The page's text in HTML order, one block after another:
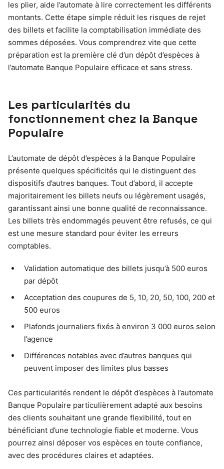
les plier, aide l’automate à lire correctement les différents
montants. Cette étape simple réduit les risques de rejet
des billets et facilite la comptabilisation immédiate des
sommes déposées. Vous comprendrez vite que cette
préparation est la première clé d’un dépôt d’espèces à
l’automate Banque Populaire efficace et sans stress.
Les particularités du
fonctionnement chez la Banque
Populaire
L’automate de dépôt d’espèces à la Banque Populaire
présente quelques spécificités qui le distinguent des
dispositifs d’autres banques. Tout d’abord, il accepte
majoritairement les billets neufs ou légèrement usagés,
garantissant ainsi une bonne qualité de reconnaissance.
Les billets très endommagés peuvent être refusés, ce qui
est une mesure standard pour éviter les erreurs
comptables.
Validation automatique des billets jusqu’à 500 euros
par dépôt
Acceptation des coupures de 5, 10, 20, 50, 100, 200 et
500 euros
Plafonds journaliers fixés à environ 3 000 euros selon
l’agence
Différences notables avec d’autres banques qui
peuvent imposer des limites plus basses
Ces particularités rendent le dépôt d’espèces à l’automate
Banque Populaire particulièrement adapté aux besoins
des clients souhaitant une grande flexibilité, tout en
bénéficiant d’une technologie fiable et moderne. Vous
pourrez ainsi déposer vos espèces en toute confiance,
avec des procédures claires et adaptées.